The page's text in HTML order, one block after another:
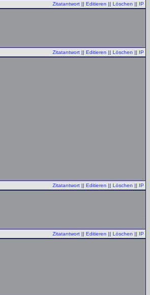
Zitatantwort || Editieren || Löschen || IP
Zitatantwort || Editieren || Löschen || IP
Zitatantwort || Editieren || Löschen || IP
Zitatantwort || Editieren || Löschen || IP